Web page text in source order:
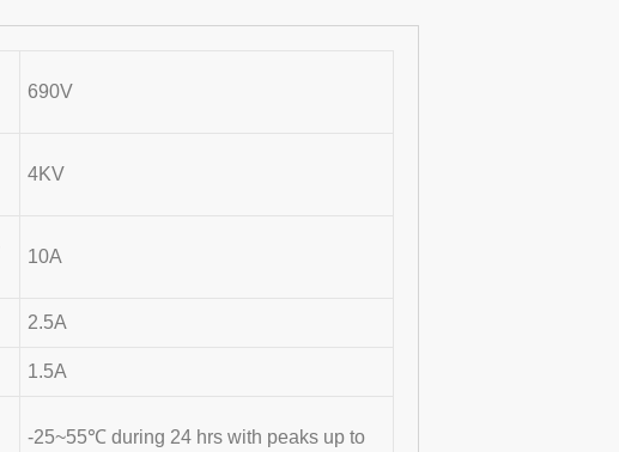
690V
4KV
10A
2.5A
1.5A
-25~55℃ during 24 hrs with peaks up to